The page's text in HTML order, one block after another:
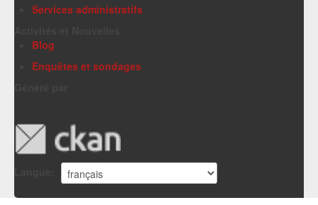
Services administratifs
Blog
Enquêtes et sondages